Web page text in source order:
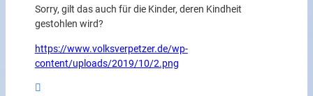
Sorry, gilt das auch für die Kinder, deren Kindheit
gestohlen wird?
https://www.volksverpetzer.de/wp-
content/uploads/2019/10/2.png